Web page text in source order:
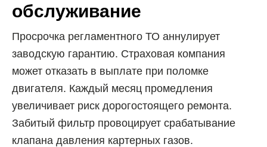
обслуживание
Просрочка регламентного ТО аннулирует
заводскую гарантию. Страховая компания
может отказать в выплате при поломке
двигателя. Каждый месяц промедления
увеличивает риск дорогостоящего ремонта.
Забитый фильтр провоцирует срабатывание
клапана давления картерных газов.